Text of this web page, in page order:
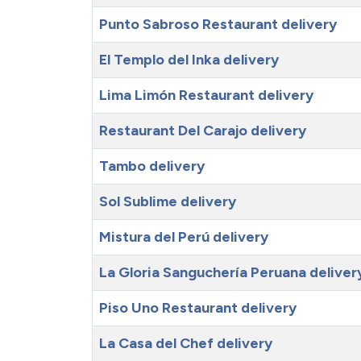
Punto Sabroso Restaurant delivery
El Templo del Inka delivery
Lima Limón Restaurant delivery
Restaurant Del Carajo delivery
Tambo delivery
Sol Sublime delivery
Mistura del Perú delivery
La Gloria Sanguchería Peruana
Piso Uno Restaurant delivery
La Casa del Chef delivery